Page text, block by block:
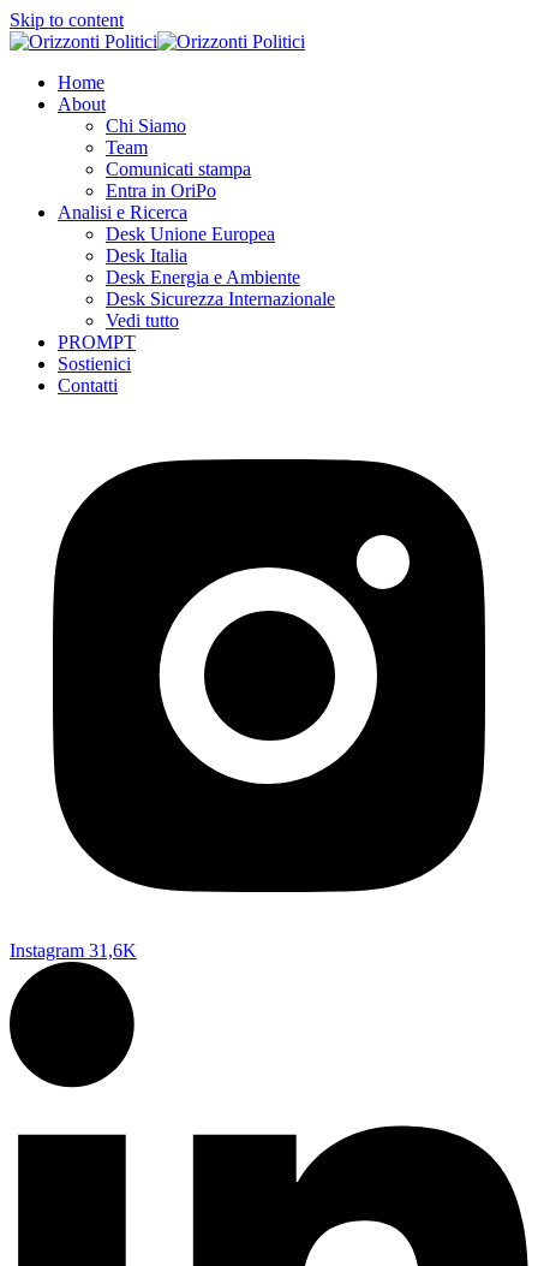
Skip to content
Home
About
Chi Siamo
Team
Comunicati stampa
Entra in OriPo
Analisi e Ricerca
Desk Unione Europea
Desk Italia
Desk Energia e Ambiente
Desk Sicurezza Internazionale
Vedi tutto
PROMPT
Sostienici
Contatti
Instagram 31,6K